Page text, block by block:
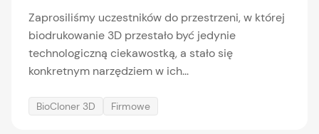
Zaprosiliśmy uczestników do przestrzeni, w której
biodrukowanie 3D przestało być jedynie
technologiczną ciekawostką, a stało się
konkretnym narzędziem w ich...
BioCloner 3D Firmowe